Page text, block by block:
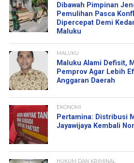
Dibawah Pimpinan
Pemulihan Pasca
Dipercepat Demi
Maluku
MALUKU
Maluku Alami Defisit,
Pemprov Agar Lebih
Anggaran Daerah
EKONOMI
Pertamina: Distribusi
Jayawijaya Kembali
HUKUM DAN KRIMINAL